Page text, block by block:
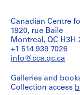
,
s
u
r
t
u
t
des
croquis.
Quantity
/
type:
1
File
Canadian Centre
1920, rue Baile
Montreal, QC H3H
+1 514 939 7026
info@cca.qc.ca
Galleries and
Collection access